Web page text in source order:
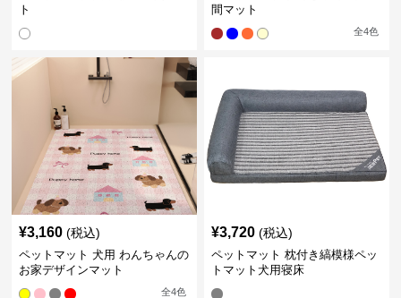
ト
間マット
全4色
¥3,160 (税込)
ペットマット 犬用 わんちゃんの
お家デザインマット
全4色
¥3,720 (税込)
ペットマット 枕付き縞模様ペッ
トマット犬用寝床